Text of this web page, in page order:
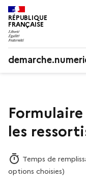
RÉPUBLIQUE
FRANÇAISE
les
Temps de
options choisies)